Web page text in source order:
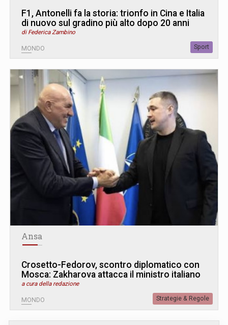
F1, Antonelli fa la storia: trionfo in Cina e Italia
di nuovo sul gradino più alto dopo 20 anni
di Federica Zambino
MONDO Sport
Ansa
Crosetto-Fedorov, scontro diplomatico con
Mosca: Zakharova attacca il ministro italiano
a cura della redazione
MONDO Strategie & Regole